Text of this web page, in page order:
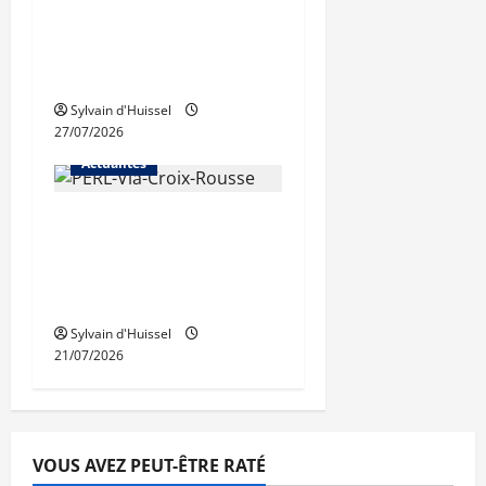
Sylvain d'Huissel
27/07/2026
Actualités
Sylvain d'Huissel
21/07/2026
VOUS AVEZ PEUT-ÊTRE RATÉ